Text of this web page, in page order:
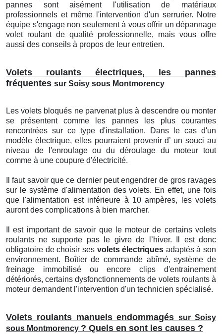
pannes sont aisément l'utilisation de matériaux
professionnels et même l'intervention d'un serrurier. Notre
équipe s'engage non seulement à vous offrir un dépannage
volet roulant de qualité professionnelle, mais vous offre
aussi des conseils à propos de leur entretien.
Volets roulants électriques, les pannes
fréquentes sur Soisy sous Montmorency
Les volets bloqués ne parvenat plus à descendre ou monter
se présentent comme les pannes les plus courantes
rencontrées sur ce type d'installation. Dans le cas d'un
modèle électrique, elles pourraient provenir d’ un souci au
niveau de l'enroulage ou du déroulage du moteur tout
comme à une coupure d'électricité.
Il faut savoir que ce dernier peut engendrer de gros ravages
sur le système d'alimentation des volets. En effet, une fois
que l'alimentation est inférieure à 10 ampères, les volets
auront des complications à bien marcher.
Il est important de savoir que le moteur de certains volets
roulants ne supporte pas le givre de l’hiver. Il est donc
obligatoire de choisir ses volets électriques adaptés à son
environnement. Boîtier de commande abîmé, système de
freinage immobilisé ou encore clips d'entrainement
détériorés, certains dysfonctionnements de volets roulants à
moteur demandent l'intervention d'un technicien spécialisé.
Volets roulants manuels endommagéssur Soisy
sous Montmorency ? Quels en sont les causes ?